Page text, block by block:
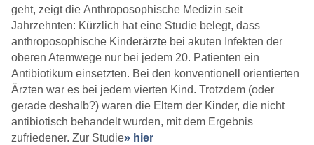
geht, zeigt die Anthroposophische Medizin seit
Jahrzehnten: Kürzlich hat eine Studie belegt, dass
anthroposophische Kinderärzte bei akuten Infekten der
oberen Atemwege nur bei jedem 20. Patienten ein
Antibiotikum einsetzten. Bei den konventionell orientierten
Ärzten war es bei jedem vierten Kind. Trotzdem (oder
gerade deshalb?) waren die Eltern der Kinder, die nicht
antibiotisch behandelt wurden, mit dem Ergebnis
zufriedener. Zur Studie» hier